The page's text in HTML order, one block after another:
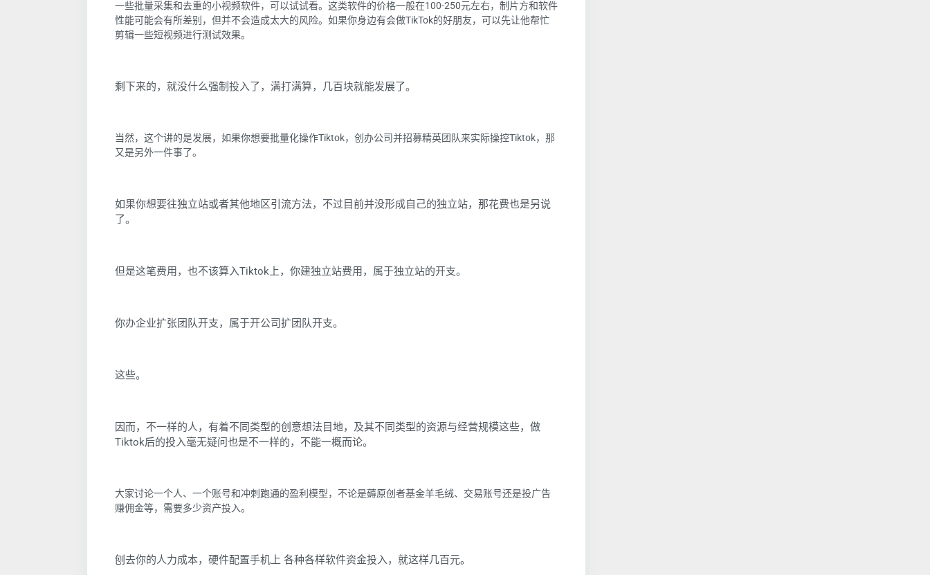
一些批量采集和去重的小视频软件，可以试试看。这类软件的价格一般在100-250元左右，制片方和软件
性能可能会有所差别，但并不会造成太大的风险。如果你身边有会做TikTok的好朋友，可以先让他帮忙
剪辑一些短视频进行测试效果。
剩下来的，就没什么强制投入了，满打满算，几百块就能发展了。
当然，这个讲的是发展，如果你想要批量化操作Tiktok，创办公司并招募精英团队来实际操控Tiktok，那
又是另外一件事了。
如果你想要往独立站或者其他地区引流方法，不过目前并没形成自己的独立站，那花费也是另说
了。
但是这笔费用，也不该算入Tiktok上，你建独立站费用，属于独立站的开支。
你办企业扩张团队开支，属于开公司扩团队开支。
这些。
因而，不一样的人，有着不同类型的创意想法目地，及其不同类型的资源与经营规模这些，做
Tiktok后的投入毫无疑问也是不一样的，不能一概而论。
大家讨论一个人、一个账号和冲刺跑通的盈利模型，不论是薅原创者基金羊毛绒、交易账号还是投广告
赚佣金等，需要多少资产投入。
刨去你的人力成本，硬件配置手机上 各种各样软件资金投入，就这样几百元。